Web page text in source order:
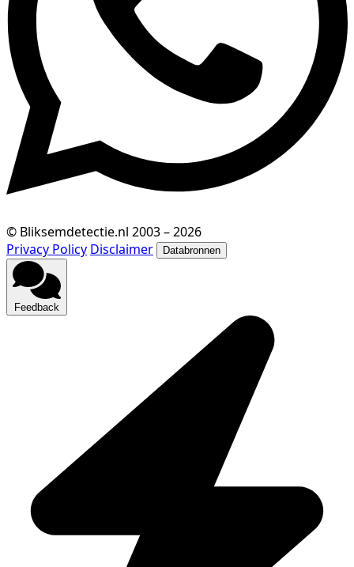
© Bliksemdetectie.nl 2003 – 2026
Privacy Policy Disclaimer Databronnen
Feedback